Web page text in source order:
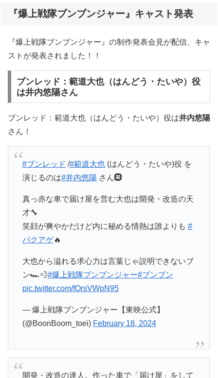
『爆上戦隊ブンブンジャー』キャスト発表
『爆上戦隊ブンブンジャー』の制作発表会見が配信、キャ
ストが発表されました！！
ブンレッド：範道大也（はんどう・たいや）役
は井内悠陽さん
ブンレッド：範道大也（はんどう・たいや）役は井内悠陽
さん！
#ブンレッド /#範道大也(はんどう・たいや)役 を
演じるのは#井内悠陽さん🛞
真っ赤な車で届け屋を営む大也は開発・改造の天
才🔧
笑顔が爽やかだけど内に秘める情熱は誰よりも #
バクアゲ🔥
大也から溢れる求心力は言葉じゃ説明できないブ
ン🏎💨#爆上戦隊ブンブンジャー#ブンブン
pic.twitter.com/fOrsVWpN95
— 爆上戦隊ブンブンジャー【東映公式】
(@BoonBoom_toei) February 18, 2024
開発・改造の達人。作った車で「届け屋」をして